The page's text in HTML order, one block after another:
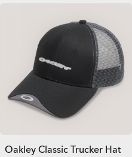
Oakley Classic Trucker Hat